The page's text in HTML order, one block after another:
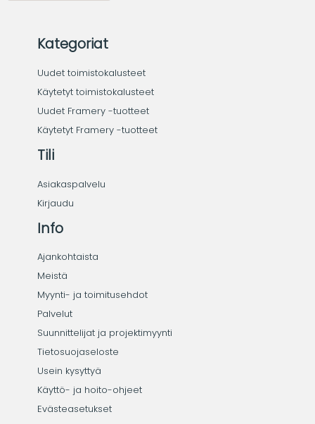
Kategoriat
Uudet toimistokalusteet
Käytetyt toimistokalusteet
Uudet Framery -tuotteet
Käytetyt Framery -tuotteet
Tili
Asiakaspalvelu
Kirjaudu
Info
Ajankohtaista
Meistä
Myynti- ja toimitusehdot
Palvelut
Suunnittelijat ja projektimyynti
Tietosuojaseloste
Usein kysyttyä
Käyttö- ja hoito-ohjeet
Evästeasetukset